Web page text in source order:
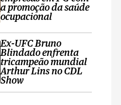
a promoção da saúde
ocupacional
Ex-UFC Bruno
Blindado enfrenta
tricampeão mundial
Arthur Lins no CDL
Show